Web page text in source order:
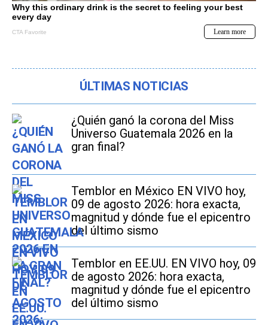
ÚLTIMAS NOTICIAS
¿Quién ganó la corona del Miss
Universo Guatemala 2026 en la
gran final?
Temblor en México EN VIVO hoy,
09 de agosto 2026: hora exacta,
magnitud y dónde fue el epicentro
del último sismo
Temblor en EE.UU. EN VIVO hoy, 09
de agosto 2026: hora exacta,
magnitud y dónde fue el epicentro
del último sismo